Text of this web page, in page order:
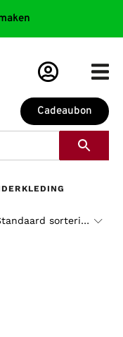
Cadeaubon
Standaard sortering